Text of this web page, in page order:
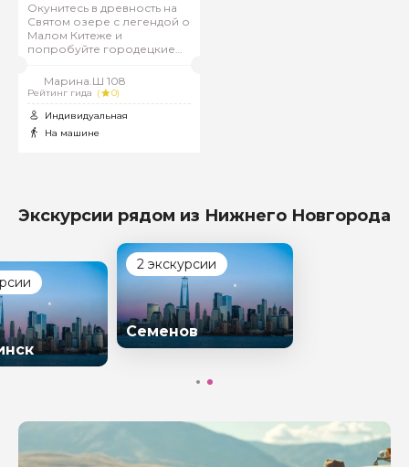
Окунитесь в древность на
Святом озере с легендой о
Малом Китеже и
попробуйте городецкие
времени на улочках
Чкаловска – родного
города знаменитого
летчика.
Марина.Ш 108
Рейтинг гида (
0)
Индивидуальная
На машине
Экскурсии рядом из Нижнего Новгорода
2 экскурсии
Семенов